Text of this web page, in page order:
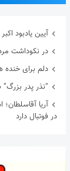
آیین یادبود
در نکوداشت
دلم برای
“نذر پدر
آریا
در فوتبال دارد